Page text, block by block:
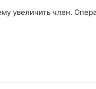
увеличить член.